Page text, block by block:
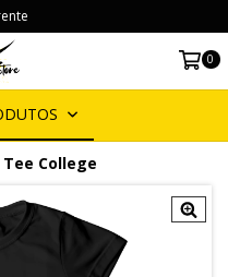
0
Tee College